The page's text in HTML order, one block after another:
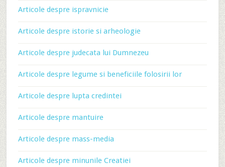
Articole despre ispravnicie
Articole despre istorie si arheologie
Articole despre judecata lui Dumnezeu
Articole despre legume si beneficiile folosirii lor
Articole despre lupta credintei
Articole despre mantuire
Articole despre mass-media
Articole despre minunile Creatiei